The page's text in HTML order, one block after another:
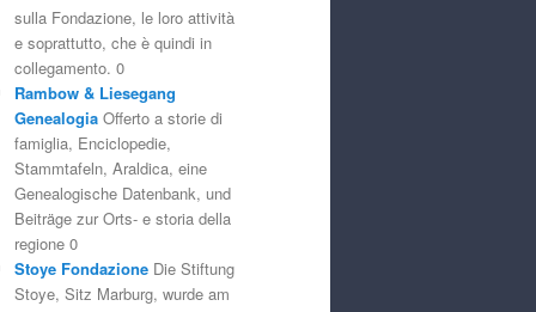
sulla Fondazione, le loro attività
e soprattutto, che è quindi in
collegamento. 0
Rambow & Liesegang
Genealogia Offerto a storie di
famiglia, Enciclopedie,
Stammtafeln, Araldica, eine
Genealogische Datenbank, und
Beiträge zur Orts- e storia della
regione 0
Stoye Fondazione Die Stiftung
Stoye, Sitz Marburg, wurde am